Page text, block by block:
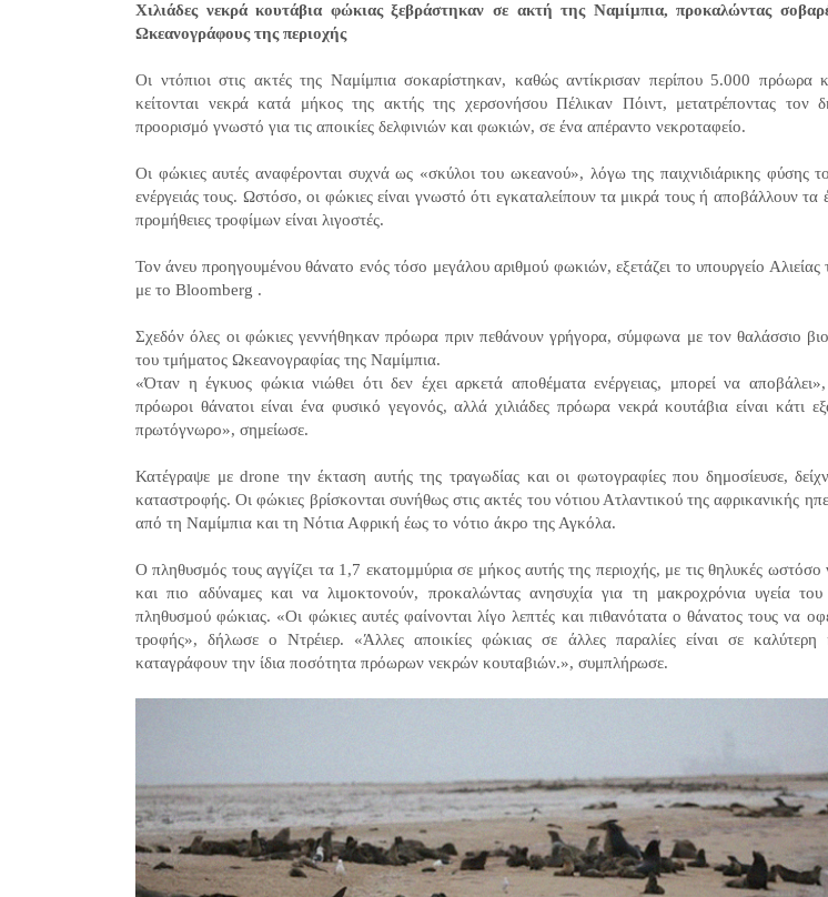
Χιλιάδες νεκρά κουτάβια φώκιας ξεβράστηκαν σε ακτή της Ναμίμπια, προκαλώντας
Ωκεανογράφους της περιοχής
Οι ντόπιοι στις ακτές της Ναμίμπια σοκαρίστηκαν, καθώς αντίκρισαν περίπου 5.000 πρόωρα
κείτονται νεκρά κατά μήκος της ακτής της χερσονήσου Πέλικαν Πόιντ, μετατρέποντας τον
προορισμό γνωστό για τις αποικίες δελφινιών και φωκιών, σε ένα απέραντο νεκροταφείο.
Οι φώκιες αυτές αναφέρονται συχνά ως «σκύλοι του ωκεανού», λόγω της παιχνιδιάρικης φύσης
ενέργειάς τους. Ωστόσο, οι φώκιες είναι γνωστό ότι εγκαταλείπουν τα μικρά τους ή αποβάλλουν τα
προμήθειες τροφίμων είναι λιγοστές.
Τον άνευ προηγουμένου θάνατο ενός τόσο μεγάλου αριθμού φωκιών, εξετάζει το υπουργείο
με το Bloomberg .
Σχεδόν όλες οι φώκιες γεννήθηκαν πρόωρα πριν πεθάνουν γρήγορα, σύμφωνα με τον θαλάσσιο
του τμήματος Ωκεανογραφίας της Ναμίμπια.
«Όταν η έγκυος φώκια νιώθει ότι δεν έχει αρκετά αποθέματα ενέργειας, μπορεί να
πρόωροι θάνατοι είναι ένα φυσικό γεγονός, αλλά χιλιάδες πρόωρα νεκρά κουτάβια είναι κάτι
πρωτόγνωρο», σημείωσε.
Κατέγραψε με drone την έκταση αυτής της τραγωδίας και οι φωτογραφίες που δημοσίευσε,
καταστροφής. Οι φώκιες βρίσκονται συνήθως στις ακτές του νότιου Ατλαντικού της αφρικανικής
από τη Ναμίμπια και τη Νότια Αφρική έως το νότιο άκρο της Αγκόλα.
Ο πληθυσμός τους αγγίζει τα 1,7 εκατομμύρια σε μήκος αυτής της περιοχής, με τις θηλυκές ωστόσο
και πιο αδύναμες και να λιμοκτονούν, προκαλώντας ανησυχία για τη μακροχρόνια υγεία του
πληθυσμού φώκιας. «Οι φώκιες αυτές φαίνονται λίγο λεπτές και πιθανότατα ο θάνατος τους να
τροφής», δήλωσε ο Ντρέιερ. «Άλλες αποικίες φώκιας σε άλλες παραλίες είναι σε καλύτερη
καταγράφουν την ίδια ποσότητα πρόωρων νεκρών κουταβιών.», συμπλήρωσε.